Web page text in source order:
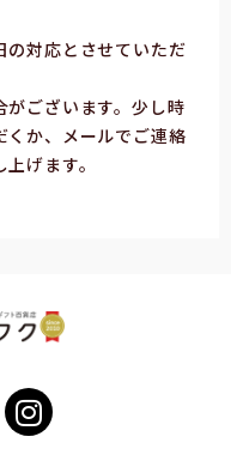
対応とさせていただ
ございます。少し時
くか、メールでご連絡
げます。